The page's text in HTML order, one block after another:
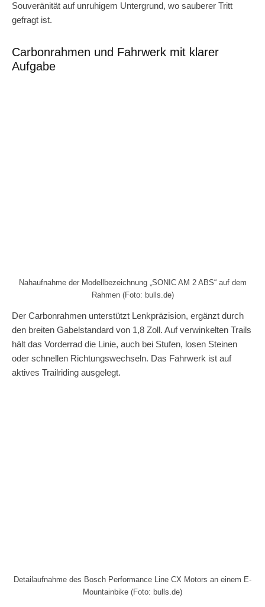
Souveränität auf unruhigem Untergrund, wo sauberer Tritt
gefragt ist.
Carbonrahmen und Fahrwerk mit klarer
Aufgabe
Nahaufnahme der Modellbezeichnung „SONIC AM 2 ABS“ auf dem
Rahmen (Foto: bulls.de)
Der Carbonrahmen unterstützt Lenkpräzision, ergänzt durch
den breiten Gabelstandard von 1,8 Zoll. Auf verwinkelten Trails
hält das Vorderrad die Linie, auch bei Stufen, losen Steinen
oder schnellen Richtungswechseln. Das Fahrwerk ist auf
aktives Trailriding ausgelegt.
Detailaufnahme des Bosch Performance Line CX Motors an einem E-
Mountainbike (Foto: bulls.de)